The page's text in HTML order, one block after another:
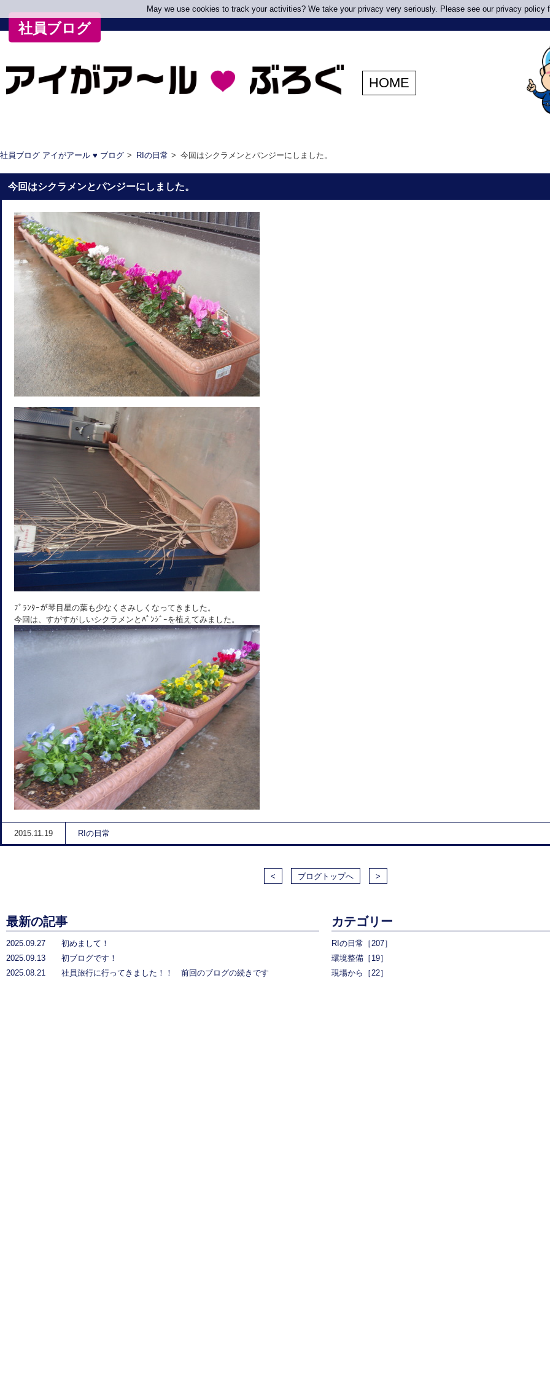
社員ブログ
HOME
社員ブログ アイがアール ♥ ブログ RIの日常 今回はシクラメンとパンジーにしました。
今回はシクラメンとパンジーにしました。
ﾌﾟﾗﾝﾀｰが琴目星の葉も少なくさみしくなってきました。
今回は、すがすがしいシクラメンとﾊﾟﾝｼﾞｰを植えてみました。
2015.11.19 RIの日常
< ブログトップへ >
最新の記事
2025.09.27
初めまして！
2025.09.13
初ブログです！
2025.08.21
社員旅行に行ってきました！！ 前回のブログの続きです
カテゴリー
RIの日常［207］
環境整備［19］
現場から［22］
May we use cookies to track your activities? We take your privacy very seriously. Please see our privacy policy